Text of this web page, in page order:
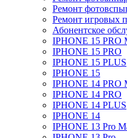
Ремонт
Ремонт игровых
Абонентское
IPHONE 15 PRO
IPHONE 15 PRO
IPHONE 15 PLUS
IPHONE 15
IPHONE 14 PRO
IPHONE 14 PRO
IPHONE 14 PLUS
IPHONE 14
IPHONE 13 Pro